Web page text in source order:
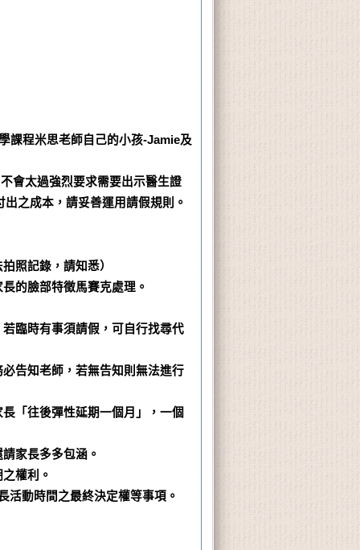
程米思老師自己的小孩-Jamie及
太過強烈要求需要出示醫生證
之成本，請妥善運用請假規則。
照記錄，請知悉）
的臉部特徵馬賽克處理。
臨時有事須請假，可自行找尋代
告知老師，若無告知則無法進行
「往後彈性延期一個月」，一個
家長多多包涵。
權利。
活動時間之最終決定權等事項。